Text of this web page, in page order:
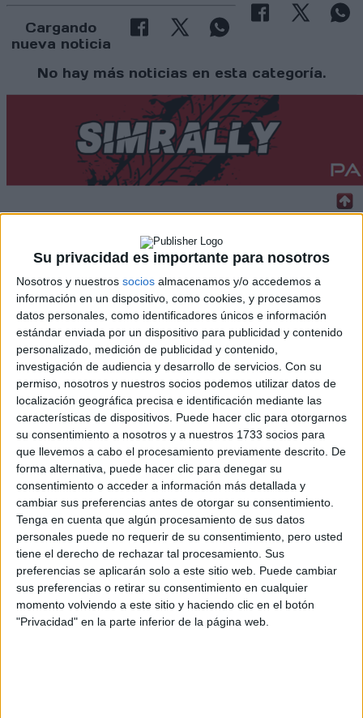
Su privacidad es importante para nosotros
Nosotros y nuestros socios almacenamos y/o accedemos a
información en un dispositivo, como cookies, y procesamos
datos personales, como identificadores únicos e información
estándar enviada por un dispositivo para publicidad y contenido
personalizado, medición de publicidad y contenido,
investigación de audiencia y desarrollo de servicios. Con su
permiso, nosotros y nuestros socios podemos utilizar datos de
localización geográfica precisa e identificación mediante las
características de dispositivos. Puede hacer clic para otorgarnos
su consentimiento a nosotros y a nuestros 1733 socios para
que llevemos a cabo el procesamiento previamente descrito. De
forma alternativa, puede hacer clic para denegar su
consentimiento o acceder a información más detallada y
cambiar sus preferencias antes de otorgar su consentimiento.
Tenga en cuenta que algún procesamiento de sus datos
personales puede no requerir de su consentimiento, pero usted
tiene el derecho de rechazar tal procesamiento. Sus
preferencias se aplicarán solo a este sitio web. Puede cambiar
sus preferencias o retirar su consentimiento en cualquier
momento volviendo a este sitio y haciendo clic en el botón
"Privacidad" en la parte inferior de la página web.
Cargando
nueva noticia
No hay más noticias en esta categoría.
S-CER
ERC
CERA
CERT
Internacionales
Campeonatos Autonómicos
Históricos
Dakar
RallyCross
Circuitos
F1
Fórmula E
F2 / F3 / F4
Resistencia
Indycar
Otros
Producto
Producto